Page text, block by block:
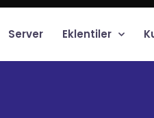
Server Eklentiler